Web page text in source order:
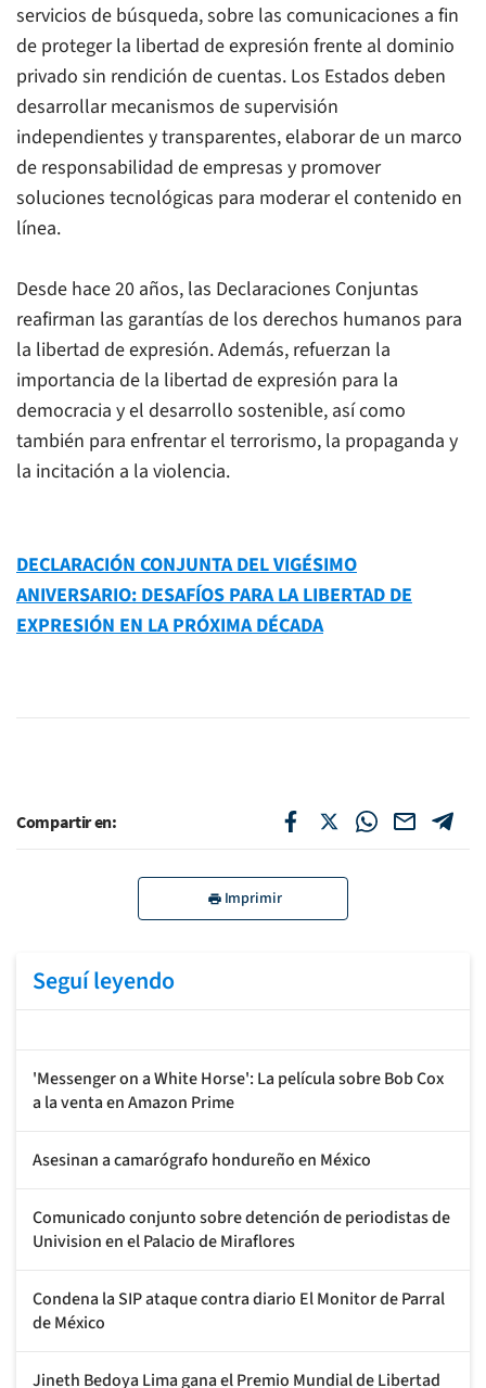
servicios de búsqueda, sobre las comunicaciones a fin
de proteger la libertad de expresión frente al dominio
privado sin rendición de cuentas. Los Estados deben
desarrollar mecanismos de supervisión
independientes y transparentes, elaborar de un marco
de responsabilidad de empresas y promover
soluciones tecnológicas para moderar el contenido en
línea.
Desde hace 20 años, las Declaraciones Conjuntas
reafirman las garantías de los derechos humanos para
la libertad de expresión. Además, refuerzan la
importancia de la libertad de expresión para la
democracia y el desarrollo sostenible, así como
también para enfrentar el terrorismo, la propaganda y
la incitación a la violencia.
DECLARACIÓN CONJUNTA DEL VIGÉSIMO
ANIVERSARIO: DESAFÍOS PARA LA LIBERTAD DE
EXPRESIÓN EN LA PRÓXIMA DÉCADA
Compartir en:
Imprimir
Seguí leyendo
'Messenger on a White Horse': La película sobre Bob Cox
a la venta en Amazon Prime
Asesinan a camarógrafo hondureño en México
Comunicado conjunto sobre detención de periodistas de
Univision en el Palacio de Miraflores
Condena la SIP ataque contra diario El Monitor de Parral
de México
Jineth Bedoya Lima gana el Premio Mundial de Libertad